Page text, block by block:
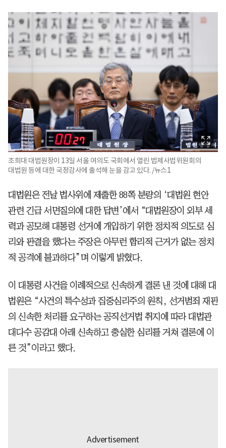
조희대 대법원장이 13일 서울 여의도 국회에서 열린 법제사법위원회의
대법원 등에 대한 국정감사에 출석해 눈을 감고 있다. /뉴스1
대법원은 전날 법사위에 제출한 88쪽 분량의 ‘대법원 현안
관련 긴급 서면질의에 대한 답변’에서 “대법원장이 외부 세
력과 공모해 대통령 선거에 개입하기 위한 정치적 의도로 심
리와 판결을 했다는 주장은 아무런 합리적 근거가 없는 정치
적 공격에 불과하다”며 이렇게 밝혔다.
이 대통령 사건을 이례적으로 신속하게 결론 낸 것에 대해 대
법원은 “사건의 특수성과 집중심리주의 원칙, 선거범죄 재판
의 신속한 처리를 요구하는 공직선거법 취지에 따라 대법관
대다수 공감대 아래 신속하고 충실한 심리를 거쳐 결론에 이
른 것”이라고 했다.